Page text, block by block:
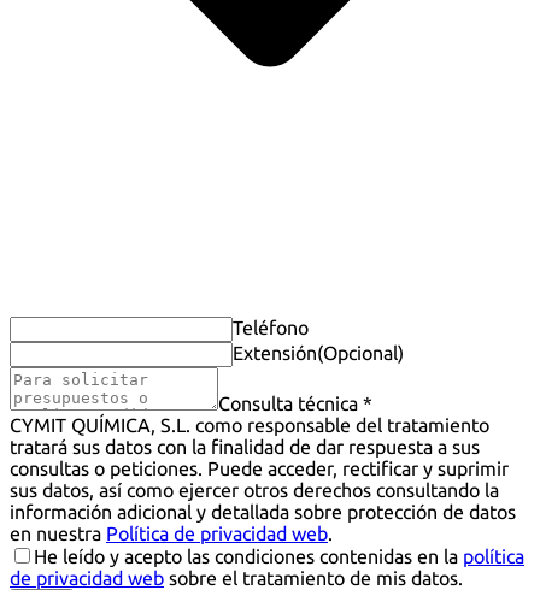
Teléfono
Extensión(Opcional)
Consulta técnica *
CYMIT QUÍMICA, S.L. como responsable del tratamiento
tratará sus datos con la finalidad de dar respuesta a sus
consultas o peticiones. Puede acceder, rectificar y suprimir
sus datos, así como ejercer otros derechos consultando la
información adicional y detallada sobre protección de datos
en nuestra Política de privacidad web.
He leído y acepto las condiciones contenidas en la política
de privacidad web sobre el tratamiento de mis datos.